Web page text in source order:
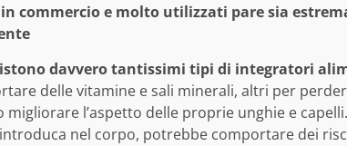
commercio e molto utilizzati pare sia
davvero tantissimi tipi di integratori
delle vitamine e sali minerali, altri per
migliorare l’aspetto delle proprie unghie e
nel corpo, potrebbe comportare dei